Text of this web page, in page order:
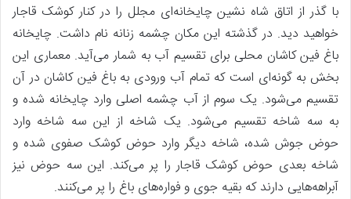
با گذر از اتاق شاه نشین چایخانه‌ای مجلل را در کنار کوشک قاجار
خواهید دید. در گذشته این مکان چشمه زنانه نام داشت. چایخانه
باغ فین کاشان محلی برای تقسیم آب به شمار می‌آید. معماری این
بخش به گونه‌ای است که تمام آب ورودی به باغ فین کاشان در آن
تقسیم می‌شود. یک سوم از آب چشمه اصلی وارد چایخانه شده و
به سه شاخه تقسیم می‌شود. یک شاخه از این سه شاخه وارد
حوض جوش شده، شاخه دیگر وارد حوض کوشک صفوی شده و
شاخه بعدی حوض کوشک قاجار را پر می‌کند. این سه حوض نیز
آبراهه‌هایی دارند که بقیه جوی و فواره‌های باغ را پر می‌کنند.